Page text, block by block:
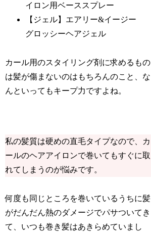
イロン用ベーススプレー
【ジェル】エアリー&イージー
グロッシーヘアジェル
カール用のスタイリング剤に求めるもの
は髪が傷まないのはもちろんのこと、な
んといってもキープ力ですよね。
私の髪質は硬めの直毛タイプなので、カ
ールのヘアアイロンで巻いてもすぐに取
れてしまうのが悩みです。
何度も同じところを巻いているうちに髪
がだんだん熱のダメージでパサついてき
て、いつも巻き髪はあきらめていまし